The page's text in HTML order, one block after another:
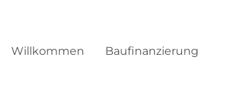
Willkommen Baufinanzierung